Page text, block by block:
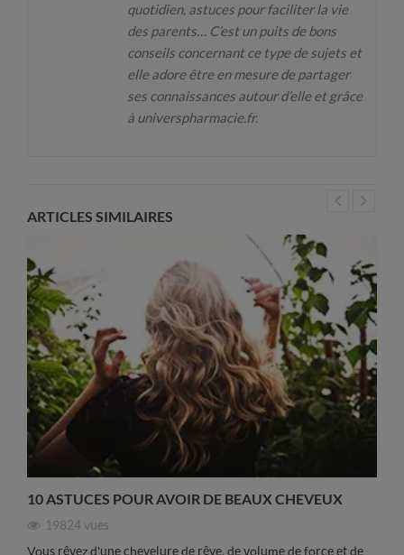
quotidien, astuces pour faciliter la vie
des parents… C’est un puits de bons
conseils concernant ce type de sujets et
elle adore être en mesure de partager
ses connaissances autour d’elle et grâce
à universpharmacie.fr.
ARTICLES SIMILAIRES
10 ASTUCES POUR AVOIR DE BEAUX CHEVEUX
19824 vues
Vous rêvez d'une chevelure de rêve, de volume de force et de